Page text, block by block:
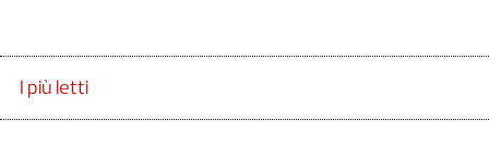
I più letti